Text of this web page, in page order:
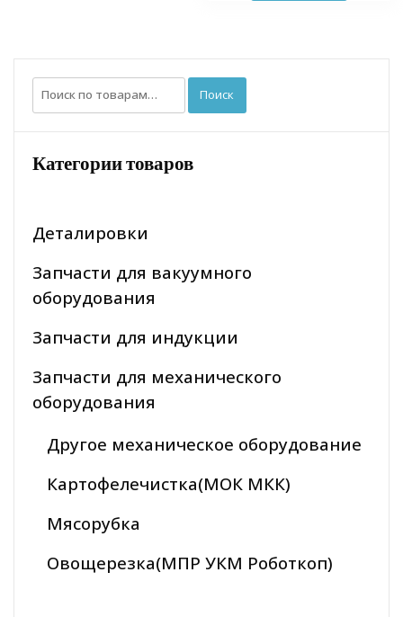
Искать: Поиск
Категории товаров
Деталировки
Запчасти для вакуумного
оборудования
Запчасти для индукции
Запчасти для механического
оборудования
Другое механическое оборудование
Картофелечистка(МОК МКК)
Мясорубка
Овощерезка(МПР УКМ Роботкоп)